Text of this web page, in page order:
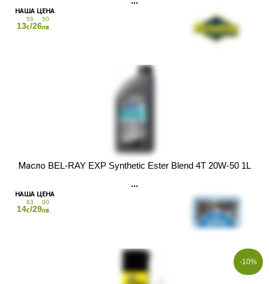
13
55
€/26
50
лв.
Масло BEL-RAY EXP Synthetic Ester Blend 4T 20W-50 1L
14
83
€/29
00
лв.
-10%